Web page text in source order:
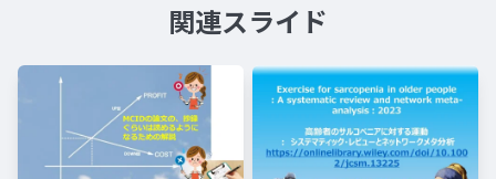
関連スライド